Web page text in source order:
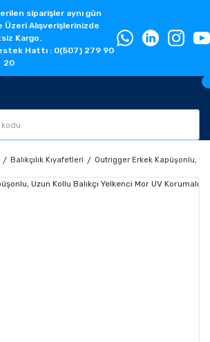
siparişler aynı gün
Üzeri Alışverişlerinizde
Kargo.
Hattı : 0(507) 279 90
20
Balıkçılık Kıyafetleri Outrigger Erkek Kapüşonlu,